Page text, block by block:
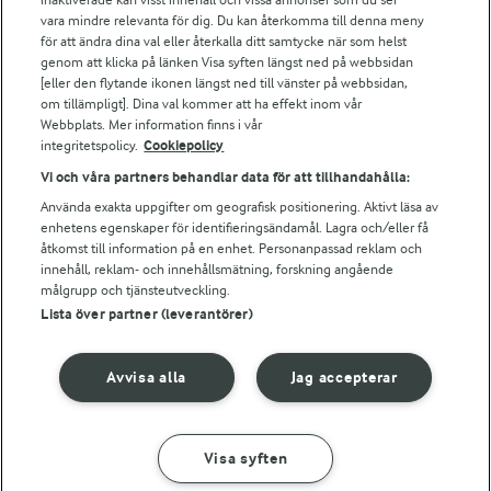
Bildbank
Följ oss
© 2026 Arla Foods
Integritetspolicy
vara mindre relevanta för dig. Du kan återkomma till denna meny
för att ändra dina val eller återkalla ditt samtycke när som helst
genom att klicka på länken Visa syften längst ned på webbsidan
[eller den flytande ikonen längst ned till vänster på webbsidan,
om tillämpligt]. Dina val kommer att ha effekt inom vår
Webbplats. Mer information finns i vår
integritetspolicy. Cookiepolicy
Vi och våra partners behandlar data för att tillhandahålla:
Använda exakta uppgifter om geografisk positionering. Aktivt läsa av
enhetens egenskaper för identifieringsändamål. Lagra och/eller få
åtkomst till information på en enhet. Personanpassad reklam och
innehåll, reklam- och innehållsmätning, forskning angående
målgrupp och tjänsteutveckling.
Lista över partner (leverantörer)
Jag accepterar
Avvisa alla
Visa syften